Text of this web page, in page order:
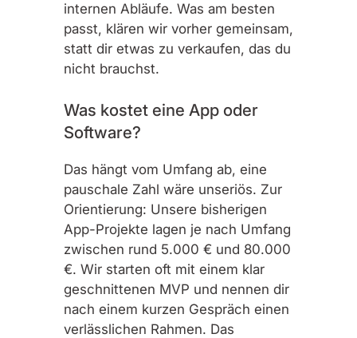
internen Abläufe. Was am besten
passt, klären wir vorher gemeinsam,
statt dir etwas zu verkaufen, das du
nicht brauchst.
Was kostet eine App oder
Software?
Das hängt vom Umfang ab, eine
pauschale Zahl wäre unseriös. Zur
Orientierung: Unsere bisherigen
App-Projekte lagen je nach Umfang
zwischen rund 5.000 € und 80.000
€. Wir starten oft mit einem klar
geschnittenen MVP und nennen dir
nach einem kurzen Gespräch einen
verlässlichen Rahmen. Das